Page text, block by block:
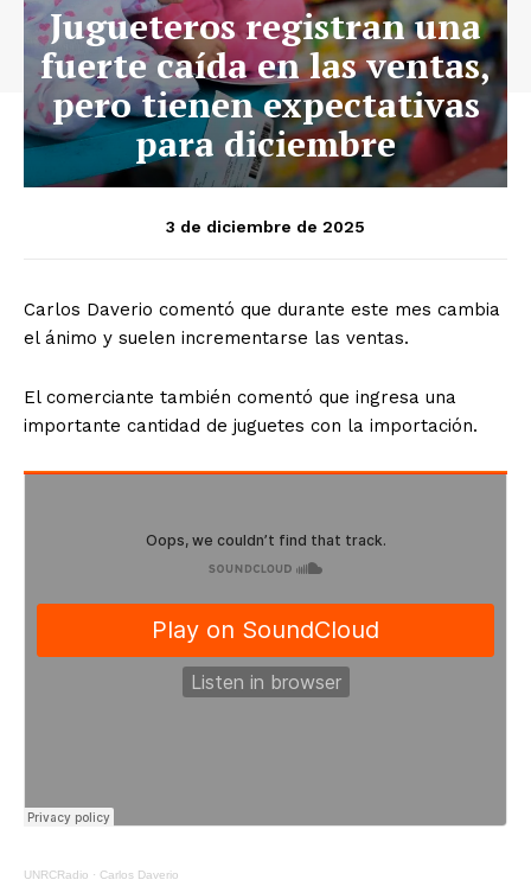
Jugueteros registran una
fuerte caída en las ventas,
pero tienen expectativas
para diciembre
3 de diciembre de 2025
Carlos Daverio comentó que durante este mes cambia
el ánimo y suelen incrementarse las ventas.
El comerciante también comentó que ingresa una
importante cantidad de juguetes con la importación.
UNRCRadio · Carlos Daverio